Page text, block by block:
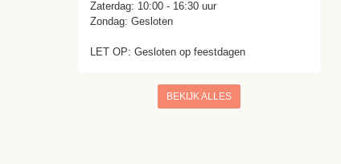
Zaterdag: 10:00 - 16:30 uur
Zondag: Gesloten
LET OP: Gesloten op feestdagen
BEKIJK ALLES